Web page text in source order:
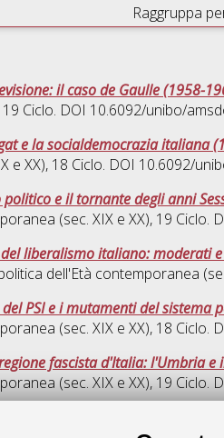
Raggruppa
il caso de Gaulle (1958-
19 Ciclo. DOI 10.6092/unibo/
e la socialdemocrazia italiana
e XX), 18 Ciclo. DOI 10.6092/
e il tornante degli anni
(sec. XIX e XX), 19 Ciclo.
liberalismo italiano: moderati
dell'Età contemporanea
PSI e i mutamenti del sistema
(sec. XIX e XX), 18 Ciclo.
fascista d'Italia: l'Umbria e
(sec. XIX e XX), 19 Ciclo.